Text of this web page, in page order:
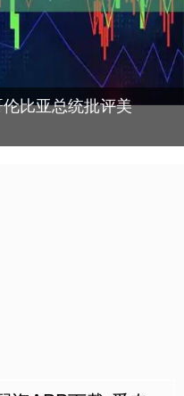
比亚总统批评美